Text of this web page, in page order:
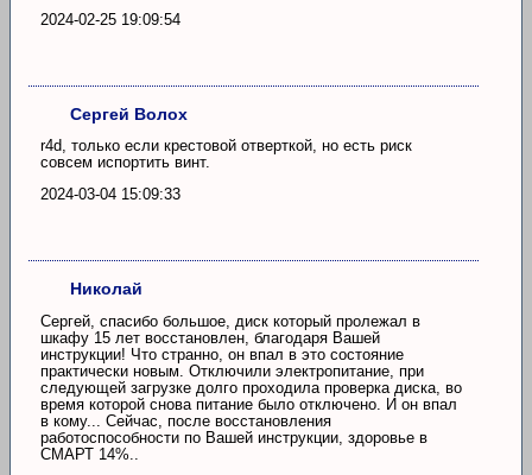
2024-02-25 19:09:54
Сергей Волох
r4d, только если крестовой отверткой, но есть риск
совсем испортить винт.
2024-03-04 15:09:33
Николай
Сергей, спасибо большое, диск который пролежал в
шкафу 15 лет восстановлен, благодаря Вашей
инструкции! Что странно, он впал в это состояние
практически новым. Отключили электропитание, при
следующей загрузке долго проходила проверка диска, во
время которой снова питание было отключено. И он впал
в кому... Сейчас, после восстановления
работоспособности по Вашей инструкции, здоровье в
СМАРТ 14%..